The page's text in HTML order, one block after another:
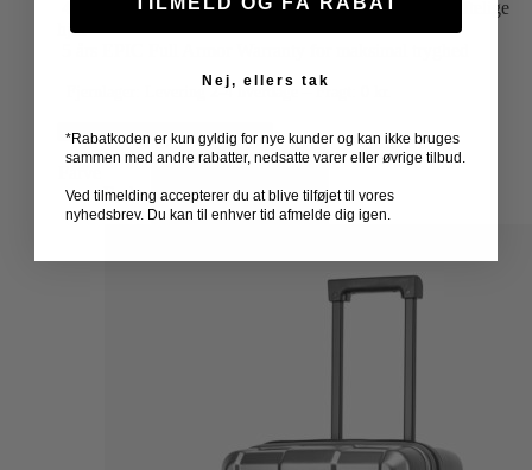
4[X]™ hjulsystem med EPIC STANDARD og udskiftelige
hjul
Fjernlager: Levering 2-4 hverdage – Fragt: 0 kr.
VÆLG MULIGHEDER Dette
vare
flere
varianter.
kan
Ryd
Nej, ellers tak
*Rabatkoden er kun gyldig for nye kunder og kan ikke bruges
sammen med andre rabatter, nedsatte varer eller øvrige tilbud.
Ved tilmelding accepterer du at blive tilføjet til vores
nyhedsbrev. Du kan til enhver tid afmelde dig igen.